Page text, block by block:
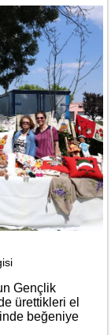
Gençlik
ürettikleri el
beğeniye